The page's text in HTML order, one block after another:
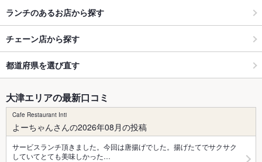
ランチのあるお店から探す
チェーン店から探す
都道府県を選び直す
大津エリアの最新口コミ
Cafe Restaurant Inti
よーちゃんさんの2026年08月の投稿
サービスランチ頂きました。今回は唐揚げでした。揚げたてでサクサク
していてとても美味しかった…